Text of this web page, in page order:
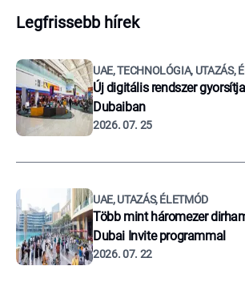
Legfrissebb hírek
UAE, TECHNOLÓGIA, UTAZÁS,
Új digitális rendszer
Dubaiban
2026. 07. 25
UAE, UTAZÁS, ÉLETMÓD
Több mint háromezer
Dubai Invite programmal
2026. 07. 22